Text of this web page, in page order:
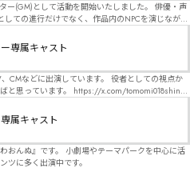
として活動を開始いたしました。 俳優・声
ての進行だけでなく、作品内のNPCを演じなが
演出・サービスを得意としています。 自分自
品に込めた想いや意図を大切にしながら、その作
さる皆様がどんなエン
かを想像しながら、公演を進めていく時間が本当
が、ファンタジー、デスゲーム、青春ものなど、
-ラン
専属キャスト
演しています。 役者としての視点か
x.com/tomomi018shin?
イマーシブカフェ「コアクト」(不定期開催)出
属キャスト
おんぬ』です。 小劇場やテーマパークを中心に活
ツに多く出演中です。